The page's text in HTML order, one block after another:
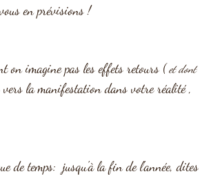
en prévisions !
on imagine pas les effets retours ( et dont
vers la manifestation dans votre réalité ,
de temps:  jusqu'à la fin de l'année, dites